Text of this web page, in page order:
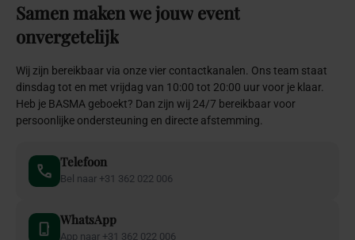
Samen makenwejouw event
onvergetelijk
Wij zijn bereikbaar via onze vier contactkanalen. Ons team staat
dinsdag tot en met vrijdag van 10:00 tot 20:00 uur voor je klaar.
Heb je BASMA geboekt? Dan zijn wij 24/7 bereikbaar voor
persoonlijke ondersteuning en directe afstemming.
Telefoon
Bel naar +31 362 022 006
WhatsApp
App naar +31 362 022 006